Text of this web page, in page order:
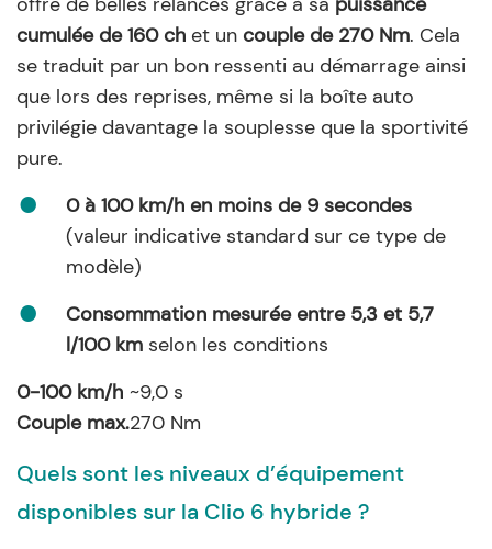
cumulée de 160 ch et un couple de 270 Nm. Cela
se traduit par un bon ressenti au démarrage ainsi
que lors des reprises, même si la boîte auto
privilégie davantage la souplesse que la sportivité
pure.
0 à 100 km/h en moins de 9 secondes
(valeur indicative standard sur ce type de
modèle)
Consommation mesurée entre 5,3 et 5,7
l/100 km selon les conditions
0-100 km/h ~9,0 s
Couple max.270 Nm
Quels sont les niveaux d’équipement
disponibles sur la Clio 6 hybride ?